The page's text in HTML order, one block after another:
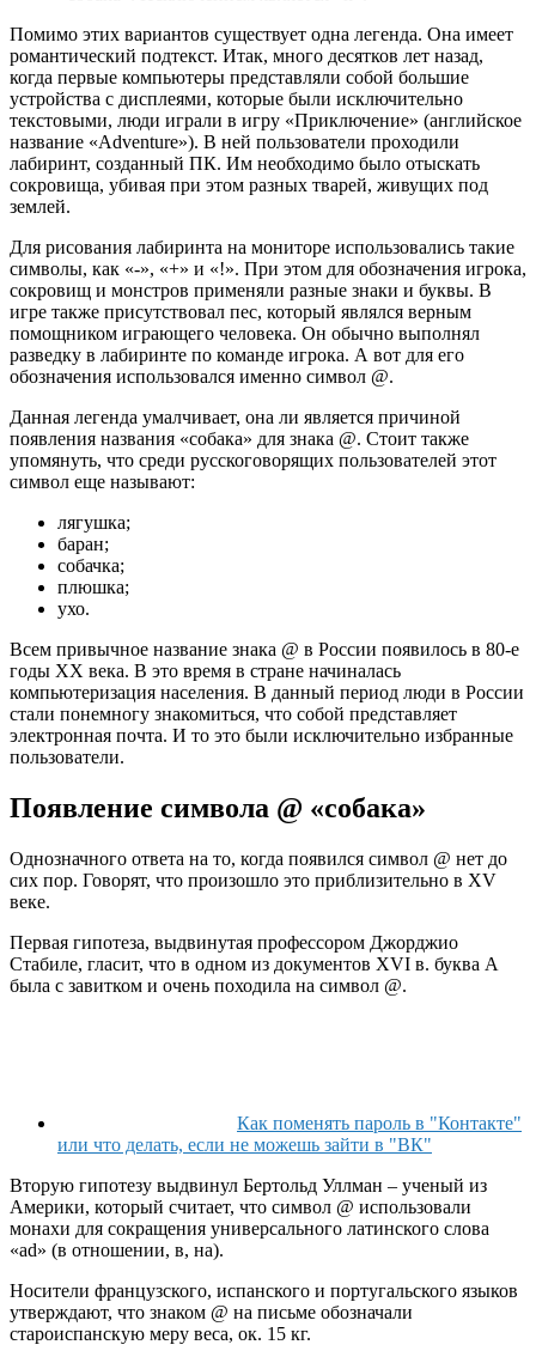
Помимо этих вариантов существует одна легенда. Она имеет
романтический подтекст. Итак, много десятков лет назад,
когда первые компьютеры представляли собой большие
устройства с дисплеями, которые были исключительно
текстовыми, люди играли в игру «Приключение» (английское
название «Adventure»). В ней пользователи проходили
лабиринт, созданный ПК. Им необходимо было отыскать
сокровища, убивая при этом разных тварей, живущих под
землей.
Для рисования лабиринта на мониторе использовались такие
символы, как «-», «+» и «!». При этом для обозначения игрока,
сокровищ и монстров применяли разные знаки и буквы. В
игре также присутствовал пес, который являлся верным
помощником играющего человека. Он обычно выполнял
разведку в лабиринте по команде игрока. А вот для его
обозначения использовался именно символ @.
Данная легенда умалчивает, она ли является причиной
появления названия «собака» для знака @. Стоит также
упомянуть, что среди русскоговорящих пользователей этот
символ еще называют:
лягушка;
баран;
собачка;
плюшка;
ухо.
Всем привычное название знака @ в России появилось в 80-е
годы XX века. В это время в стране начиналась
компьютеризация населения. В данный период люди в России
стали понемногу знакомиться, что собой представляет
электронная почта. И то это были исключительно избранные
пользователи.
Появление символа @ «собака»
Однозначного ответа на то, когда появился символ @ нет до
сих пор. Говорят, что произошло это приблизительно в XV
веке.
Первая гипотеза, выдвинутая профессором Джорджио
Стабиле, гласит, что в одном из документов XVI в. буква А
была с завитком и очень походила на символ @.
Как поменять пароль в "Контакте"
или что делать, если не можешь зайти в "ВК"
Вторую гипотезу выдвинул Бертольд Уллман – ученый из
Америки, который считает, что символ @ использовали
монахи для сокращения универсального латинского слова
«ad» (в отношении, в, на).
Носители французского, испанского и португальского языков
утверждают, что знаком @ на письме обозначали
староиспанскую меру веса, ок. 15 кг.